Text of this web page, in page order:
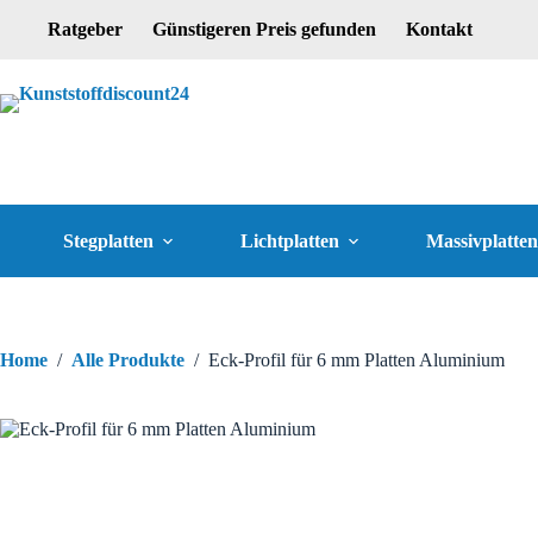
Ratgeber Günstigeren Preis gefunden Kontakt
Stegplatten Lichtplatten Massivplatten
Home / Alle Produkte / Eck-Profil für 6 mm Platten Aluminium